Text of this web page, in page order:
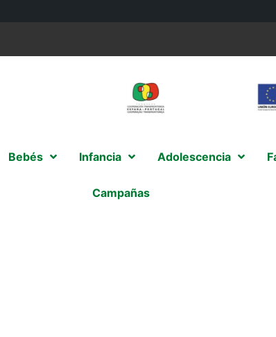
Bebés Infancia Adolescencia
Campañas